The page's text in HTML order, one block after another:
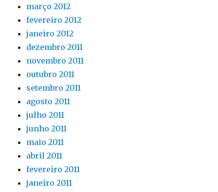
março 2012
fevereiro 2012
janeiro 2012
dezembro 2011
novembro 2011
outubro 2011
setembro 2011
agosto 2011
julho 2011
junho 2011
maio 2011
abril 2011
fevereiro 2011
janeiro 2011